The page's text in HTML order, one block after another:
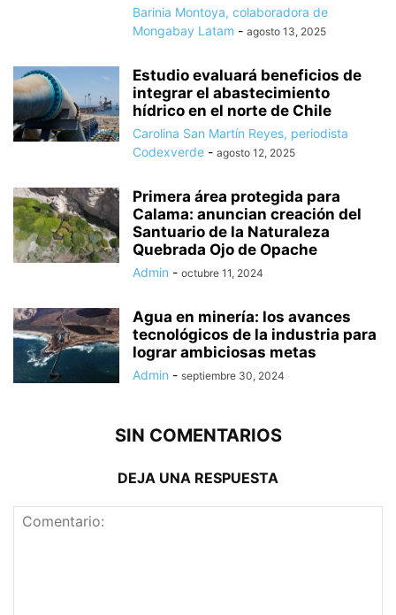
Barinia Montoya, colaboradora de
Mongabay Latam - agosto 13, 2025
Estudio evaluará beneficios de
integrar el abastecimiento
hídrico en el norte de Chile
Carolina San Martín Reyes, periodista
Codexverde - agosto 12, 2025
Primera área protegida para
Calama: anuncian creación del
Santuario de la Naturaleza
Quebrada Ojo de Opache
Admin - octubre 11, 2024
Agua en minería: los avances
tecnológicos de la industria para
lograr ambiciosas metas
Admin - septiembre 30, 2024
SIN COMENTARIOS
DEJA UNA RESPUESTA